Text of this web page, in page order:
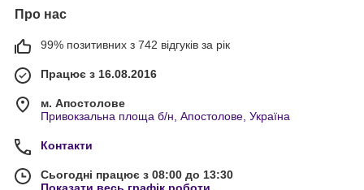
Про нас
99% позитивних з 742 відгуків за рік
Працює з 16.08.2016
м. Апостолове
Привокзальна площа б/н, Апостолове, Україна
Контакти
Сьогодні працює з 08:00 до 13:30